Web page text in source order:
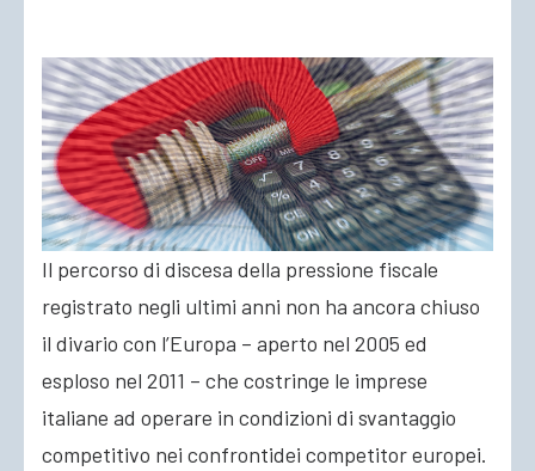
Il percorso di discesa della pressione fiscale
registrato negli ultimi anni non ha ancora chiuso
il divario con l’Europa – aperto nel 2005 ed
esploso nel 2011 – che costringe le imprese
italiane ad operare in condizioni di svantaggio
competitivo nei confrontidei competitor europei.